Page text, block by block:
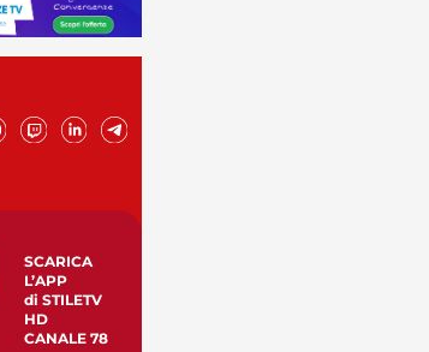
SCARICA
L’APP
di STILETV
HD
CANALE 78